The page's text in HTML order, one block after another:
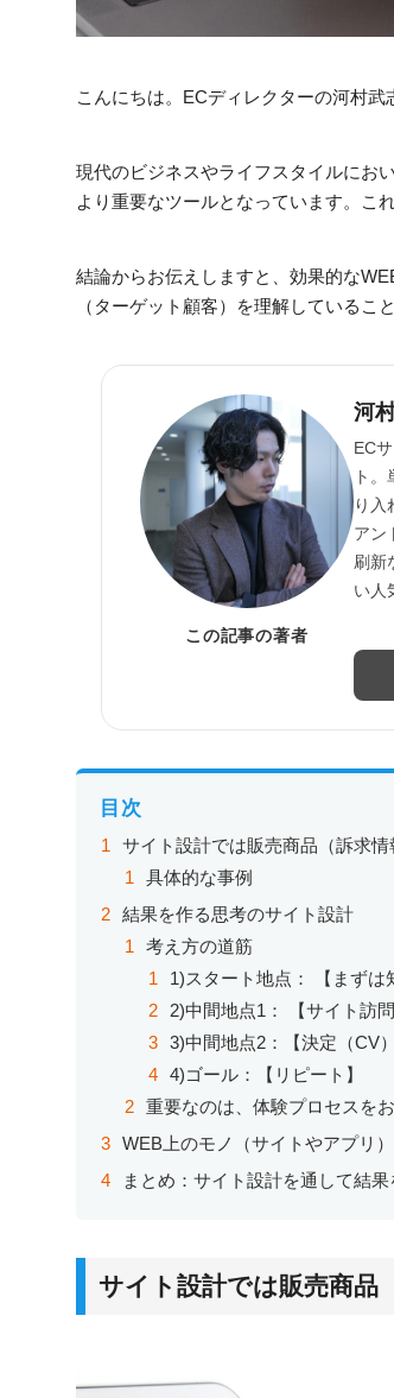
こんにちは。ECディレクターの河村
現代のビジネスやライフスタイルにお
より重要なツールとなっています。こ
結論からお伝えしますと、効果的な
（ターゲット顧客）を理解しているこ
この記事の著者
河
EC
ト
り入
アン
刷新
い人
目次
サイト設計では販売商品（訴求
具体的な事例
結果を作る思考のサイト設計
考え方の道筋
1)スタート地点： 【まずは
2)中間地点1： 【サイト訪問
3)中間地点2：【決定（CV）
4)ゴール：【リピート】
重要なのは、体験プロセスを
WEB上のモノ（サイトやアプリ
まとめ：サイト設計を通して結
サイト設計では販売商品